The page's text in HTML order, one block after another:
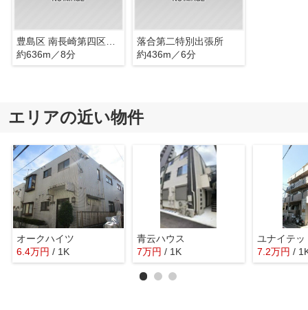
豊島区 南長崎第四区民集会室
約636m／8分
落合第二特別出張所
約436m／6分
エリアの近い物件
オークハイツ
6.4万円 / 1K
青云ハウス
7万円 / 1K 7.2万円 /